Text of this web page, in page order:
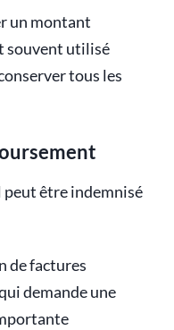
un montant
souvent utilisé
tous les
peut être indemnisé
de factures
demande une